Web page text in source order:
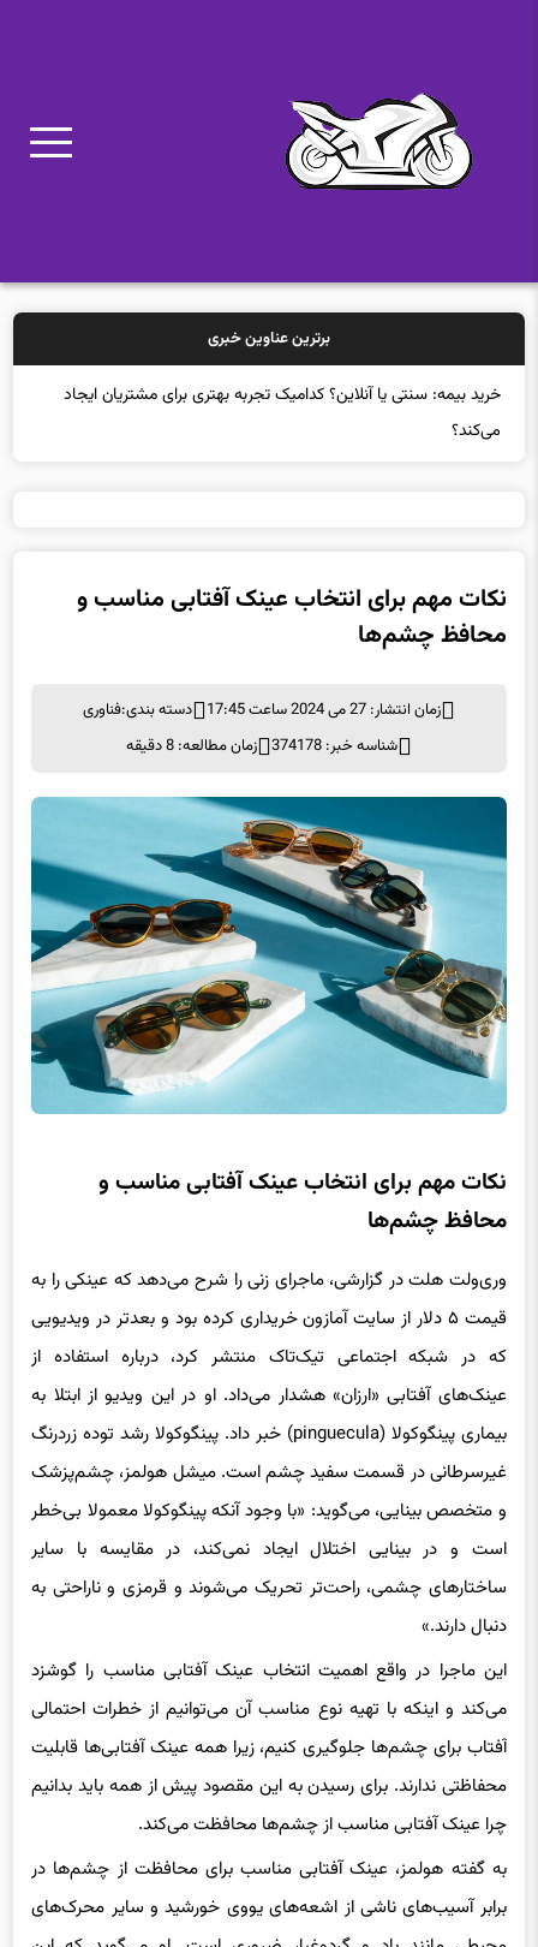
برترین عناوین خبری
خری
محافظ چشم‌ها
شناسه خبر: 374178
زمان مطالعه: 8 دقیقه
محافظ چشم‌ها
وری‌ولت هلت در گزارشی، ماجرای زنی را شرح می‌دهد که عینکی را به
قیمت ۵ دلار از سایت آمازون خریداری کرده بود و بعدتر در ویدیویی
که در شبکه اجتماعی تیک‌تاک منتشر کرد، درباره استفاده از
عینک‌های آفتابی «ارزان» هشدار می‌داد. او در این ویدیو از ابتلا به
بیماری پینگوکولا (pinguecula) خبر داد. پینگوکولا رشد توده‌ زرد‌رنگ
غیرسرطانی در قسمت سفید چشم است. میشل هولمز، چشم‌پزشک
و متخصص بینایی، می‌گوید: «با وجود آنکه پینگوکولا معمولا بی‌خطر
است و در بینایی اختلال ایجاد نمی‌کند، در مقایسه با سایر
ساختارهای چشمی، راحت‌تر تحریک می‌شوند و قرمزی و ناراحتی به
دنبال دارند.»
این ماجرا در واقع اهمیت انتخاب عینک آفتابی مناسب را گوشزد
می‌کند و اینکه با تهیه نوع مناسب آن می‌توانیم از خطرات احتمالی
آفتاب برای چشم‌ها جلوگیری کنیم، زیرا همه عینک‌‌ آفتابی‌ها قابلیت
محفاظتی ندارند. برای رسیدن به این مقصود پیش از همه باید بدانیم
چرا عینک آفتابی مناسب از چشم‌ها محافظت می‌کند.
به گفته هولمز، عینک آفتابی مناسب برای محافظت از چشم‌ها در
برابر آسیب‌‌های ناشی از اشعه‌های یو‌وی خورشید و سایر محرک‌های
محیطی مانند باد و گردوغبار ضروری است. او می‌گوید که این